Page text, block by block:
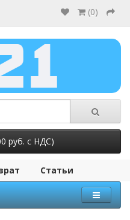
(0)
руб. с НДС)
Статьи